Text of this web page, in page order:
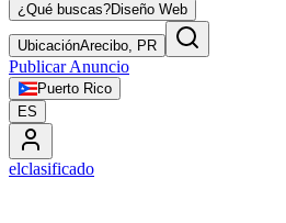
¿Qué buscas?Diseño Web
UbicaciónArecibo, PR
Publicar Anuncio
Puerto Rico
ES
elclasificado